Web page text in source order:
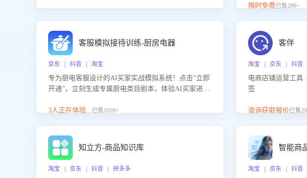
咨询等售后场景的
限时免费已售299+
客服模拟接待训练-厨房电器
京东 | 抖音 | 淘宝
专为厨电客服设计的AI买家实战模拟系统！点击“立即
开通”，立刻生成专属厨电类目剧本，体验AI买家进线
能咨询”等真实场景应对技巧！
3人正在体验...已售1659+
客伴
淘宝 | 京东 | 抖音
电商店铺运营工具
签
咨询获取报价已售
知立方-商品知识库
淘宝 | 京东 | 抖音 | 拼多多
智能商
淘宝 | 京东 | 抖音